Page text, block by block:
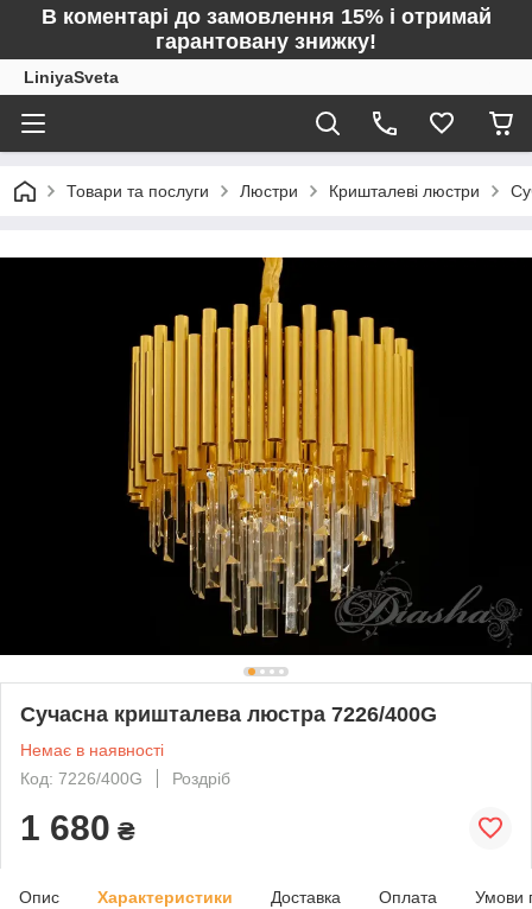
В коментарі до замовлення 15% і отримай
гарантовану знижку!
LiniyaSveta
Товари та послуги Люстри Кришталеві люстри
Сучасна кришталева люстра 7226/400G
Немає в наявності
Код: 7226/400G
Роздріб
1 680 ₴
Опис Характеристики Доставка Оплата Умови